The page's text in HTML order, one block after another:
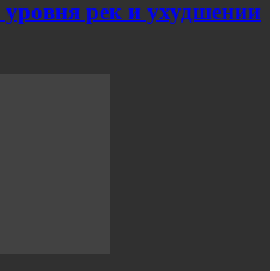
уровня рек и ухудшении